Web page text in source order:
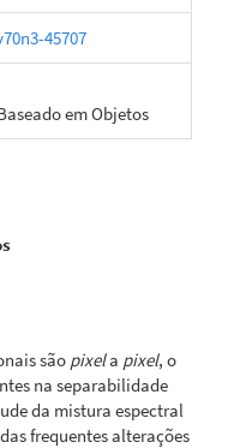
45707
em Objetos
são pixela pixel, o
na separabilidade
da mistura espectral
frequentes alterações